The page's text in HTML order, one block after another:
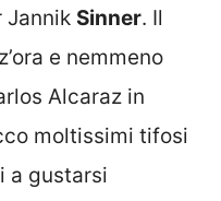
Jannik Sinner. Il
e nemmeno
Alcaraz in
moltissimi tifosi
a gustarsi